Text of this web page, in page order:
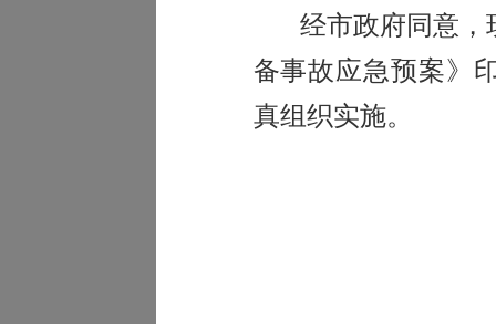
经市政府同意，
备事故应急预案》
真组织实施。